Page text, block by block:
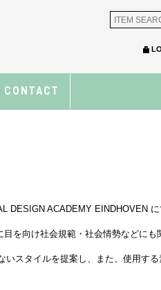
CONTACT
ACADEMY EINDHOVEN
を向け社会規範・社会情勢などに
スタイルを提案し、また、使用す